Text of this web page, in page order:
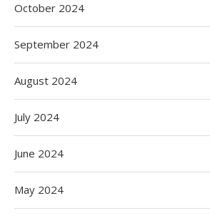
October 2024
September 2024
August 2024
July 2024
June 2024
May 2024